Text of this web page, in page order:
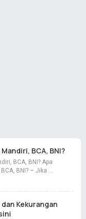
BCA, BNI?
BCA, BNI? Apa
BNI? – Jika …
Kekurangan